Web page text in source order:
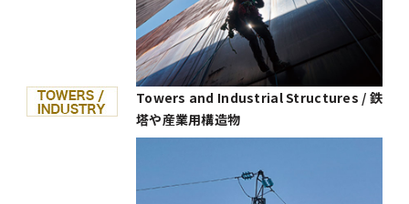
Towers and Industrial Structures / 鉄
塔や産業用構造物